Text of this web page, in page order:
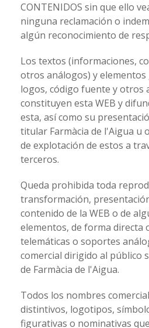
CONTENIDOS sin que ello
ninguna reclamación o
algún reconocimiento de
Los textos (informaciones,
otros análogos) y elementos
logos, código fuente y otros
constituyen esta WEB y
esta, así como su
titular Farmàcia de l'Aigua u
de explotación de estos a
terceros.
Queda prohibida toda
transformación,
contenido de la WEB o de
elementos, de forma directa
telemáticas o soportes
comercial dirigido al público
de Farmàcia de l'Aigua.
Todos los nombres
distintivos, logotipos,
figurativas o nominativas